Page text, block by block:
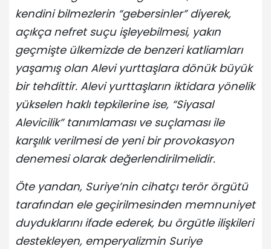
kendini bilmezlerin “gebersinler” diyerek,
açıkça nefret suçu işleyebilmesi, yakın
geçmişte ülkemizde de benzeri katliamları
yaşamış olan Alevi yurttaşlara dönük büyük
bir tehdittir. Alevi yurttaşların iktidara yönelik
yükselen haklı tepkilerine ise, “Siyasal
Alevicilik” tanımlaması ve suçlaması ile
karşılık verilmesi de yeni bir provokasyon
denemesi olarak değerlendirilmelidir.
Öte yandan, Suriye’nin cihatçı terör örgütü
tarafından ele geçirilmesinden memnuniyet
duyduklarını ifade ederek, bu örgütle ilişkileri
destekleyen, emperyalizmin Suriye